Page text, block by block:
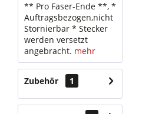
** Pro Faser-Ende **, *
Auftragsbezogen,nicht
Stornierbar * Stecker
werden versetzt
angebracht. mehr
Zubehör 1